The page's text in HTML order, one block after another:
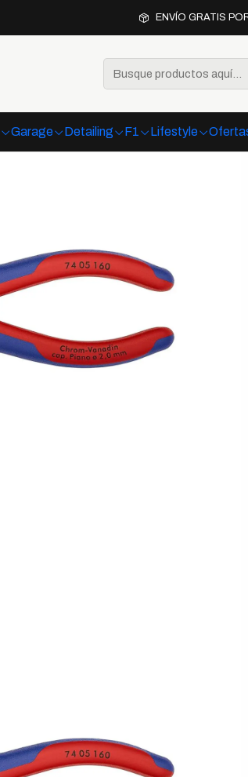
Garage Detailing F1 Lifestyle
ENVÍO GRATIS
Alicates Knipex 74